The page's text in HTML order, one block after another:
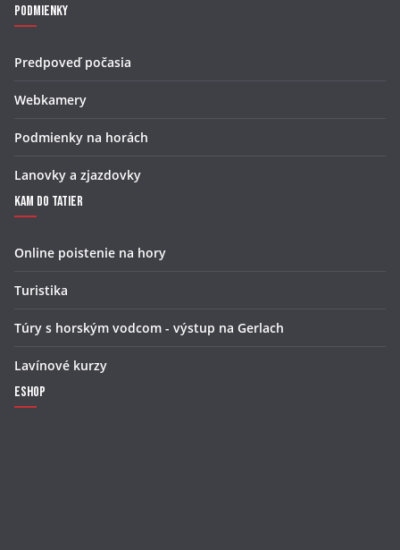
Podmienky
Predpoveď počasia
Webkamery
Podmienky na horách
Lanovky a zjazdovky
Kam do Tatier
Online poistenie na hory
Turistika
Túry s horským vodcom - výstup na Gerlach
Lavínové kurzy
Eshop